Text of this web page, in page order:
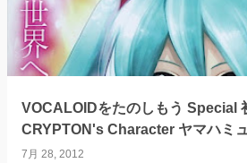
VOCALOIDをたのしもう Special
CRYPTON's Character ヤマハミ
7月 28, 2012